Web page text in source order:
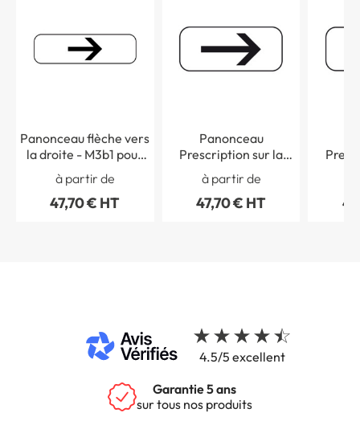
Panonceau flèche vers
la droite - M3b1 pour
panneaux routiers
à partir de
47,70 € HT
Panonceau
Prescription sur la
droite - M8d pour
panneau de
stationnement type
à partir de
47,70 € HT
4.5/5 excellent
Garantie 5 ans
sur tous nos produits